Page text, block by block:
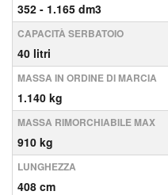
352 - 1.165 dm3
CAPACITÀ SERBATOIO
40 litri
MASSA IN ORDINE DI MARCIA
1.140 kg
MASSA RIMORCHIABILE MAX
910 kg
LUNGHEZZA
408 cm